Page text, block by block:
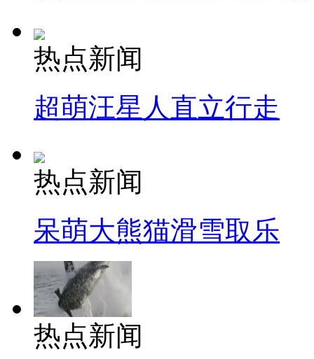
热点新闻
超萌汪星人直立行走
热点新闻
呆萌大熊猫滑雪取乐
热点新闻